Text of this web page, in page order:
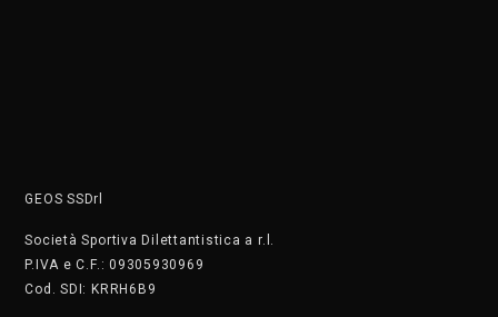
GEOS SSDrl
Società Sportiva Dilettantistica a r.l.
P.IVA e C.F.: 09305930969
Cod. SDI: KRRH6B9